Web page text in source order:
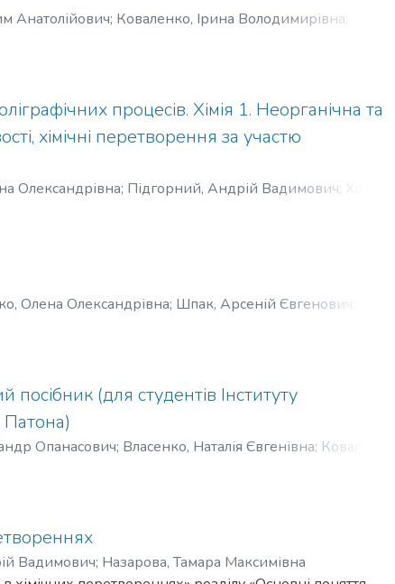
Анатолійович; Коваленко, Ірина Володимирівна;
процесів. Хімія 1. Неорганічна та
хімічні перетворення за участю
Олександрівна; Підгорний, Андрій Вадимович; Хохлова,
Олена Олександрівна; Шпак, Арсеній Євгенович
посібник (для студентів Інституту
Патона)
Опанасович; Власенко, Наталія Євгенівна; Коваленко,
Вадимович; Назарова, Тамара Максимівна